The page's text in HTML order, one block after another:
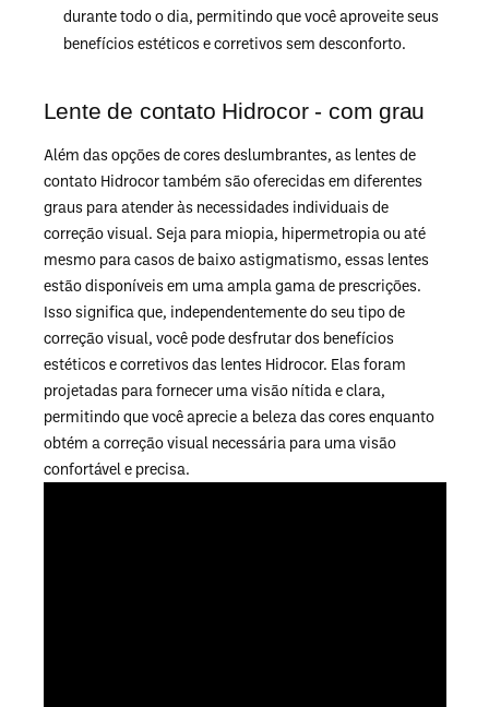
durante todo o dia, permitindo que você aproveite seus
benefícios estéticos e corretivos sem desconforto.
Lente de contato Hidrocor - com grau
Além das opções de cores deslumbrantes, as lentes de
contato Hidrocor também são oferecidas em diferentes
graus para atender às necessidades individuais de
correção visual. Seja para miopia, hipermetropia ou até
mesmo para casos de baixo astigmatismo, essas lentes
estão disponíveis em uma ampla gama de prescrições.
Isso significa que, independentemente do seu tipo de
correção visual, você pode desfrutar dos benefícios
estéticos e corretivos das lentes Hidrocor. Elas foram
projetadas para fornecer uma visão nítida e clara,
permitindo que você aprecie a beleza das cores enquanto
obtém a correção visual necessária para uma visão
confortável e precisa.